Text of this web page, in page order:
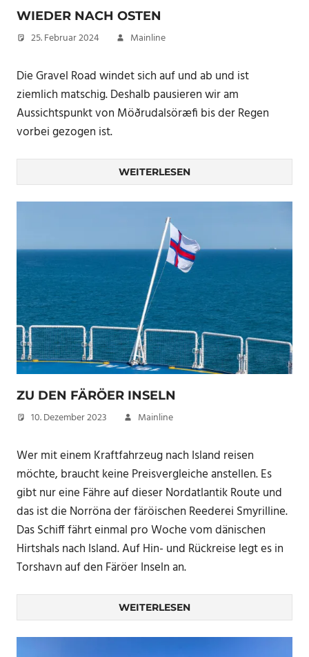
WIEDER NACH OSTEN
25. Februar 2024 Mainline
Die Gravel Road windet sich auf und ab und ist
ziemlich matschig. Deshalb pausieren wir am
Aussichtspunkt von Möðrudalsöræfi bis der Regen
vorbei gezogen ist.
WEITERLESEN
ZU DEN FÄRÖER INSELN
10. Dezember 2023 Mainline
Wer mit einem Kraftfahrzeug nach Island reisen
möchte, braucht keine Preisvergleiche anstellen. Es
gibt nur eine Fähre auf dieser Nordatlantik Route und
das ist die Norröna der färöischen Reederei Smyrilline.
Das Schiff fährt einmal pro Woche vom dänischen
Hirtshals nach Island. Auf Hin- und Rückreise legt es in
Torshavn auf den Färöer Inseln an.
WEITERLESEN